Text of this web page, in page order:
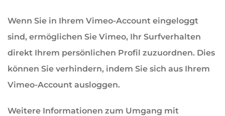
Wenn Sie in Ihrem Vimeo-Account eingeloggt
sind, ermöglichen Sie Vimeo, Ihr Surfverhalten
direkt Ihrem persönlichen Profil zuzuordnen. Dies
können Sie verhindern, indem Sie sich aus Ihrem
Vimeo-Account ausloggen.
Weitere Informationen zum Umgang mit